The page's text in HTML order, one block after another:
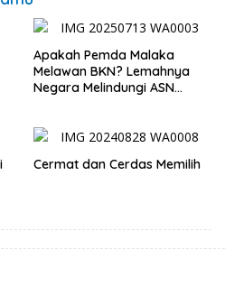
Apakah Pemda Malaka
Melawan BKN? Lemahnya
Negara Melindungi ASN
Cermat dan Cerdas Memilih